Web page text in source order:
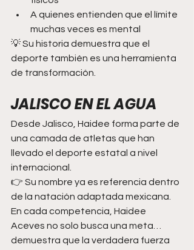
A quienes entienden que el límite
muchas veces es mental
💡 Su historia demuestra que el
deporte también es una herramienta
de transformación.
JALISCO EN EL AGUA
Desde Jalisco, Haidee forma parte de
una camada de atletas que han
llevado el deporte estatal a nivel
internacional.
👉 Su nombre ya es referencia dentro
de la natación adaptada mexicana.
En cada competencia, Haidee
Aceves no solo busca una meta…
demuestra que la verdadera fuerza